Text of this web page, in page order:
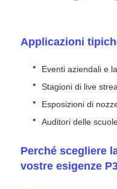
Applicazioni
Eventi aziendali e
Stagioni di live
Esposizioni di
Auditori delle
Perché scegliere
vostre esigenze